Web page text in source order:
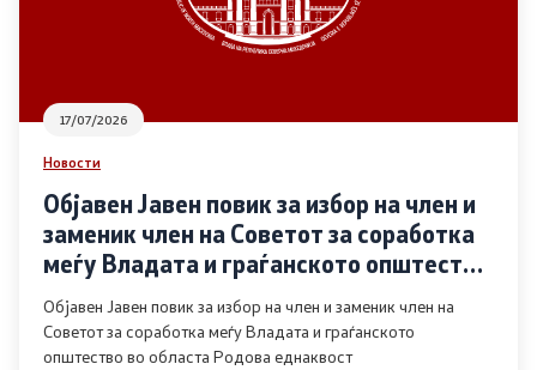
Дијалог меѓу Владата и граѓанскиот сектор
Отворени денови за иницијативи на граѓанските
организации
Финансиска поддршка
17/07/2026
Новости
Објавен Јавен повик за избор на член и
заменик член на Советот за соработка
меѓу Владата и граѓанското општество
во областа Родова еднаквост
Објавен Јавен повик за избор на член и заменик член на
Советот за соработка меѓу Владата и граѓанското
општество во областа Родова еднаквост